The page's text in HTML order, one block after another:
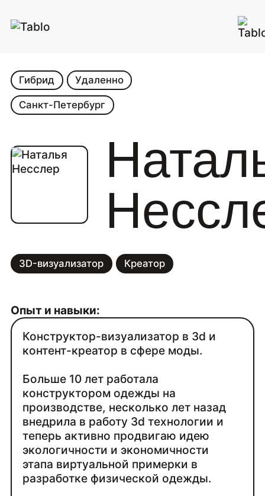
3D-визуализатор Креатор
Гибрид Удаленно
Санкт-Петербург
Опыт и навыки:
Конструктор-визуализатор в 3d и
контент-креатор в сфере моды.
Больше 10 лет работала
конструктором одежды на
производстве, несколько лет назад
внедрила в работу 3d технологии и
теперь активно продвигаю идею
экологичности и экономичности
этапа виртуальной примерки в
разработке физической одежды.